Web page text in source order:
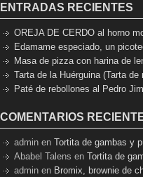
ENTRADAS RECIENTES
OREJA DE CERDO al horno
Edamame especiado, un
Masa de pizza con harina de
Tarta de la Huérguina (Tarta de
Paté de rebollones al Pedro
COMENTARIOS
admin en Tortita de gambas y
Ababel Talens en Tortita de
admin en Bromix, brownie de